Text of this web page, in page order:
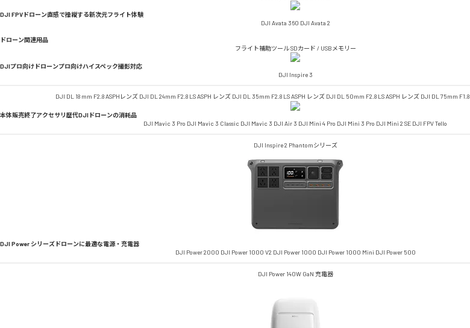
DJI FPVドローン直感で操縦する新次元フライト体験
DJI Avata 360 DJI Avata 2
ドローン関連用品
フライト補助ツール SDカード / USBメモリー
DJIプロ向けドローンプロ向けハイスペック撮影対応
DJI Inspire 3
DJI DL 18 mm F2.8 ASPHレンズ DJI DL 24mm F2.8 LS ASPH レンズ DJI DL 35mm F2.8 LS ASPH レンズ DJI DL 50mm F2.8 LS ASPH レンズ DJI DL 75mm
本体販売終了アクセサリ歴代DJIドローンの消耗品
DJI Mavic 3 Pro DJI Mavic 3 Classic DJI Mavic 3 DJI Air 3 DJI Mini 4 Pro DJI Mini 3 Pro DJI Mini 2 SE DJI FPVTello
DJI Inspire 2 Phantomシリーズ
DJI Power シリーズドローンに最適な電源・充電器
DJI Power 2000 DJI Power 1000 V2 DJI Power 1000 DJI Power 1000 Mini DJI Power 500
DJI Power 140W GaN 充電器